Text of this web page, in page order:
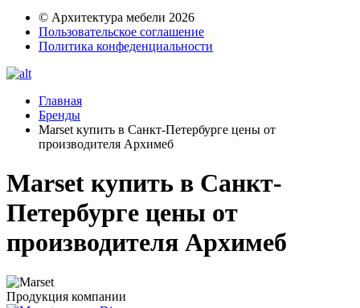
© Архитектура мебели 2026
Пользовательское соглашение
Политика конфеденциальности
Главная
Бренды
Marset купить в Санкт-Петербурге цены от
производителя Архимеб
Marset купить в Санкт-
Петербурге цены от
производителя Архимеб
Продукция компании